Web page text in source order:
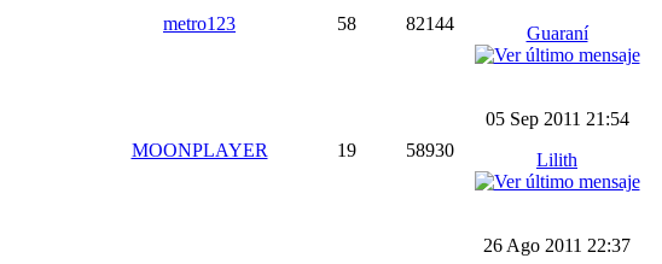
metro123 58 82144
Guaraní
MOONPLAYER 19 58930
05 Sep 2011 21:54
Lilith
26 Ago 2011 22:37